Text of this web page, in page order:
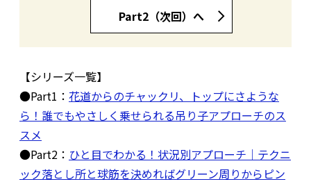
Part2（次回）へ
【シリーズ一覧】
●Part1： 花道からのチャックリ、トップにさような
ら！誰でもやさしく乗せられる吊り子アプローチのス
スメ
●Part2： ひと目でわかる！状況別アプローチ｜テクニ
ック落とし所と球筋を決めればグリーン周りからピン